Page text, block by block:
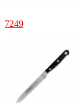
7249